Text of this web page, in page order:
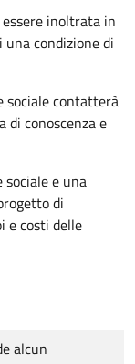
inoltrata in
condizione di
sociale contatterà
di conoscenza e
e una
di
e costi delle
alcun